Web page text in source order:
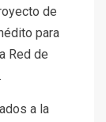
de
para
Red de
a la